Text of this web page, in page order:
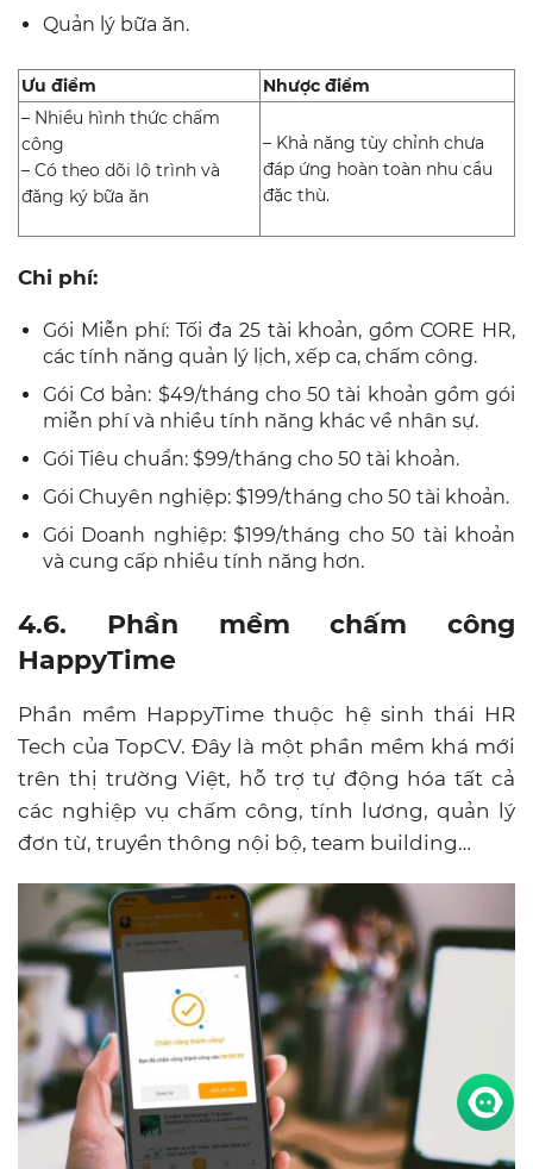
Quản lý bữa ăn.
Ưu điểm
Nhược điểm
– Nhiều hình thức chấm
công
– Có theo dõi lộ trình và
đăng ký bữa ăn
– Khả năng tùy chỉnh chưa
đáp ứng hoàn toàn nhu cầu
đặc thù.
Chi phí:
Gói Miễn phí: Tối đa 25 tài khoản, gồm CORE HR,
các tính năng quản lý lịch, xếp ca, chấm công.
Gói Cơ bản: $49/tháng cho 50 tài khoản gồm gói
miễn phí và nhiều tính năng khác về nhân sự.
Gói Tiêu chuẩn: $99/tháng cho 50 tài khoản.
Gói Chuyên nghiệp: $199/tháng cho 50 tài khoản.
Gói Doanh nghiệp: $199/tháng cho 50 tài khoản
và cung cấp nhiều tính năng hơn.
4.6. Phần mềm chấm công
HappyTime
Phần mềm HappyTime thuộc hệ sinh thái HR
Tech của TopCV. Đây là một phần mềm khá mới
trên thị trường Việt, hỗ trợ tự động hóa tất cả
các nghiệp vụ chấm công, tính lương, quản lý
đơn từ, truyền thông nội bộ, team building…